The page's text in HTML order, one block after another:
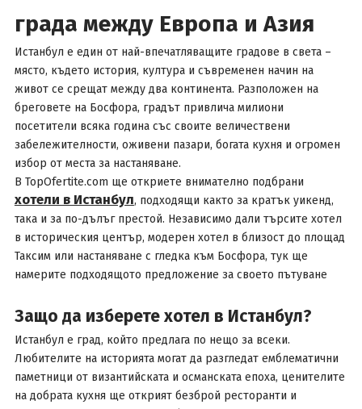
града между Европа и Азия
Истанбул е един от най-впечатляващите градове в света –
място, където история, култура и съвременен начин на
живот се срещат между два континента. Разположен на
бреговете на Босфора, градът привлича милиони
посетители всяка година със своите величествени
забележителности, оживени пазари, богата кухня и огромен
избор от места за настаняване.
В TopOfertite.com ще откриете внимателно подбрани
хотели в Истанбул, подходящи както за кратък уикенд,
така и за по-дълъг престой. Независимо дали търсите хотел
в историческия център, модерен хотел в близост до площад
Таксим или настаняване с гледка към Босфора, тук ще
намерите подходящото предложение за своето пътуване
Защо да изберете хотел в Истанбул?
Истанбул е град, който предлага по нещо за всеки.
Любителите на историята могат да разгледат емблематични
паметници от византийската и османската епоха, ценителите
на добрата кухня ще открият безброй ресторанти и